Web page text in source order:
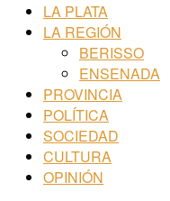
LA PLATA
LA REGIÓN
BERISSO
ENSENADA
PROVINCIA
POLÍTICA
SOCIEDAD
CULTURA
OPINIÓN